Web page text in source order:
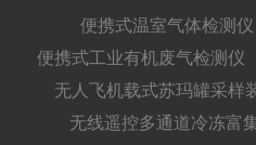
便携式温室气体检测仪
便携式工业有机废气检测仪
无人飞机载式苏玛罐采样
无线遥控多通道冷冻富